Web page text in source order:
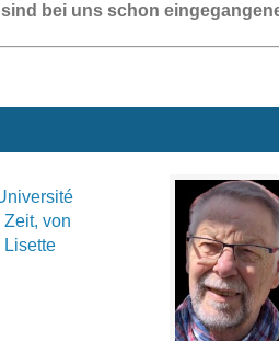
bei uns schon
von
Lisette